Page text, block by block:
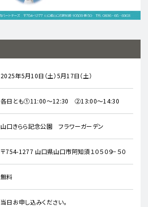
2025年5月10日（土）5月17日（土）
各日とも①11:00～12:30 ②13:00～14:30
山口きらら記念公園 フラワーガーデン
〒754-1277 山口県山口市阿知須１０５０９−５０
無料
当日お申し込みください。